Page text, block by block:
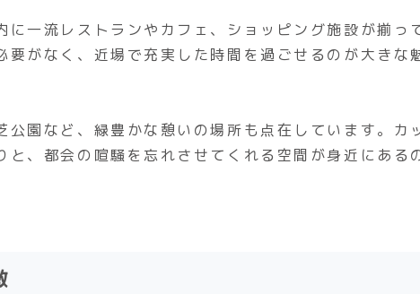
一流レストランやカフェ、ショッピング施設が揃っ
がなく、近場で充実した時間を過ごせるのが大きな
園など、緑豊かな憩いの場所も点在しています。カ
、都会の喧騒を忘れさせてくれる空間が身近にある